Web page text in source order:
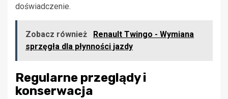
doświadczenie.
Zobacz również
Renault Twingo - Wymiana
sprzęgła dla płynności jazdy
Regularne przeglądy i
konserwacja